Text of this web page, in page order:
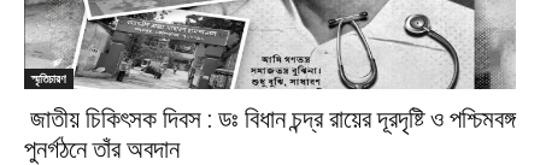
স্মৃতিচারণ
জাতীয় চিকিৎসক দিবস : ডঃ বিধান চন্দ্র রায়ের দূরদৃষ্টি ও পশ্চিমবঙ্গ
পুনর্গঠনে তাঁর অবদান